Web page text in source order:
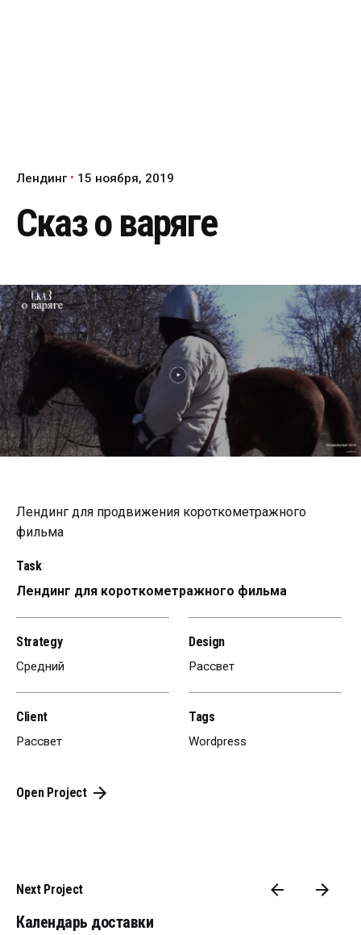
Лендинг 15 ноября, 2019
Сказ о варяге
Лендинг для продвижения короткометражного
фильма
Task
Лендинг для короткометражного фильма
Strategy
Средний
Design
Рассвет
Client
Рассвет
Tags
Wordpress
Open Project
Next Project
Календарь доставки